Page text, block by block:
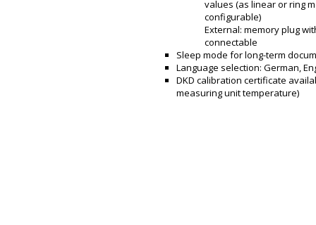
values (as linear or ring
configurable)
External: memory plug
connectable
Sleep mode for long-term
Language selection: German,
DKD calibration certificate
measuring unit temperature)